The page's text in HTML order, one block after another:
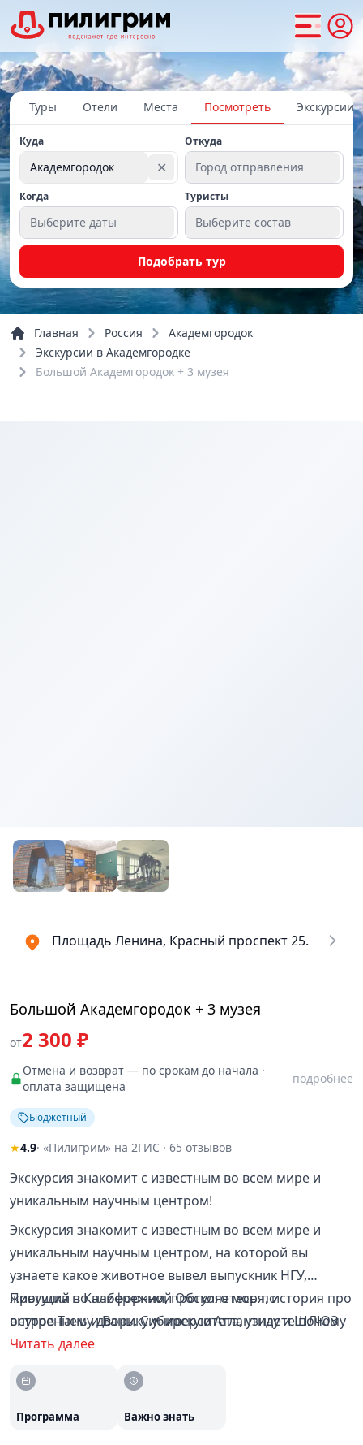
Туры Отели Места Посмотреть Экскурсии
Куда
Академгородок ✕
Откуда
Город отправления
Когда
Выберите даты
Туристы
Выберите состав
Подобрать тур
Главная Россия
Академгородок
Экскурсии в Академгородке
Большой Академгородок + 3 музея
Площадь Ленина, Красный проспект 25.
Большой Академгородок + 3 музея
от2 300 ₽
Отмена и возврат — по срокам до начала ·
оплата защищена
подробнее
Бюджетный
★4.9· «Пилигрим» на 2ГИС · 65 отзывов
Экскурсия знакомит с известным во всем мире и
уникальным научным центром!
Экскурсия знакомит с известным во всем мире и
уникальным научным центром, на которой вы
узнаете какое животное вывел выпускник НГУ,
живущий в Калифорнии, прогуляетесь по
внутреннему дворику университета, узнаете почему
ресторан Дома Ученых был лучшим в городе и какие
Сибири" и узнаете зачем рядом с коттеджем
академика Лаврентьева бассейн, отдохнете у пруда с
Прогулка по набережной Обского моря, история про
остров Тань и Вань, Сибирскую Атлантиду и ШЛЮЗ
Читать далее
Программа Важно знать